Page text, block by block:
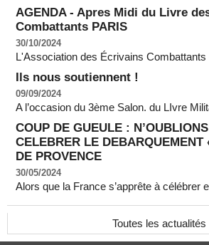
AGENDA - Apres Midi du Livre
Combattants PARIS
30/10/2024
L'Association des Écrivains Combattants
Ils nous soutiennent !
09/09/2024
A l’occasion du 3ème Salon. du LIvre
COUP DE GUEULE :
CELEBRER LE DEBARQUEMENT
DE PROVENCE
30/05/2024
Alors que la France s’apprête à célébrer
Toutes les actualités